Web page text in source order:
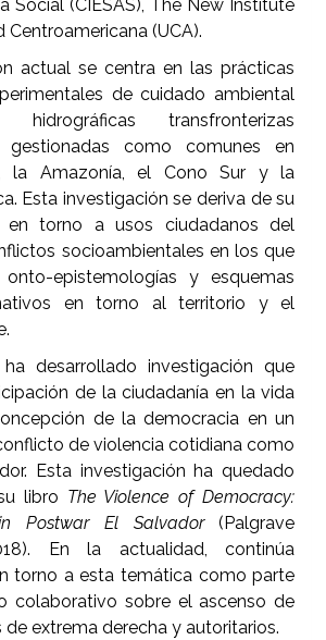
Social (CIESAS), The New Institute
Centroamericana (UCA).
actual se centra en las prácticas
de cuidado ambiental
transfronterizas
gestionadas como comunes en
la Amazonía, el Cono Sur y la
Esta investigación se deriva de su
en torno a usos ciudadanos del
socioambientales en los que
epistemologías y esquemas
en torno al territorio y el
ha desarrollado investigación que
de la ciudadanía en la vida
de la democracia en un
de violencia cotidiana como
Esta investigación ha quedado
libro The Violence of Democracy:
Postwar El Salvador(Palgrave
En la actualidad, continúa
torno a esta temática como parte
colaborativo sobre el ascenso de
extrema derecha y autoritarios.